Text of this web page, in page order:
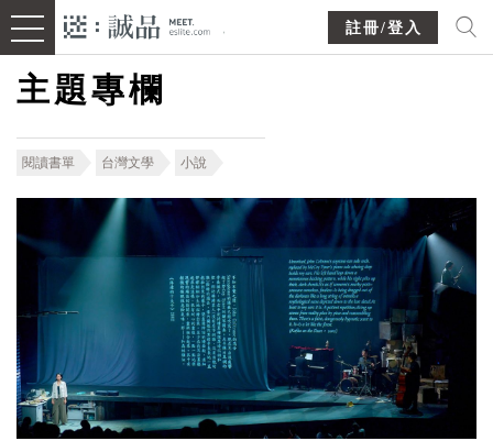
註冊/登入
主題專欄
閱讀書單 台灣文學 小說